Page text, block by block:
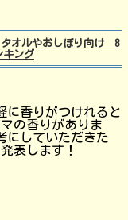
オルやおしぼり向け 8
キング
に香りがつけれると
の香りがありま
にしていただきた
表します！